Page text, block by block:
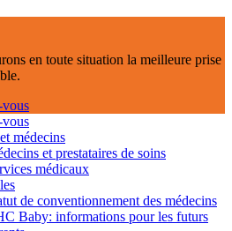
en toute situation la meilleure prise
vous
vous
médecins
et prestataires de soins
médicaux
de conventionnement des médecins
Baby: informations pour les futurs